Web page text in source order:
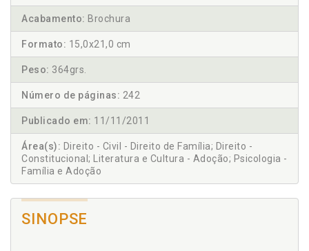
Acabamento: Brochura
Formato: 15,0x21,0 cm
Peso: 364grs.
Número de páginas: 242
Publicado em: 11/11/2011
Área(s): Direito - Civil - Direito de Família; Direito -
Constitucional; Literatura e Cultura - Adoção; Psicologia -
Família e Adoção
SINOPSE